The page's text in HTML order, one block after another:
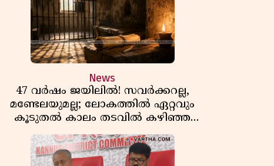
News
47 വർഷം ജയിലിൽ! സവർക്കറല്ല,
മണ്ടേലയുമല്ല; ലോകത്തിൽ ഏറ്റവും
കൂടുതൽ കാലം തടവിൽ കഴിഞ്ഞ
രാഷ്ട്രീയ തടവുകാരൻ ഇദ്ദേഹം! ഒരു
ഇന്ത്യൻ സ്വാതന്ത്ര്യസമര സേനാനിയുടെ
വേറിട്ട കഥ